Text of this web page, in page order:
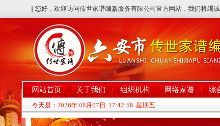
|| 您好，欢迎访问传世家谱编纂服务有限公司官方网站，我们将竭
网站首页 关于我们 组织机构 网络家谱 综
今天是： 2026年 08月07日 17:42:59 星期五